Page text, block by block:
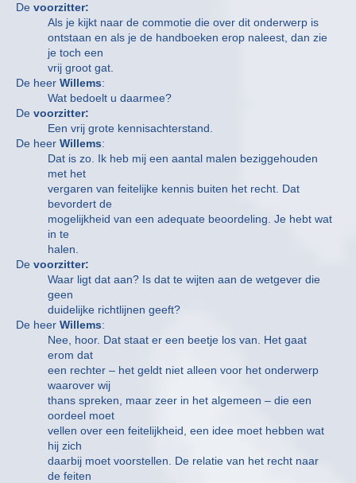
De voorzitter:
Als je kijkt naar de commotie die over dit onderwerp is
ontstaan en als je de handboeken erop naleest, dan zie
je toch een
vrij groot gat.
De heer Willems:
Wat bedoelt u daarmee?
De voorzitter:
Een vrij grote kennisachterstand.
De heer Willems:
Dat is zo. Ik heb mij een aantal malen beziggehouden
met het
vergaren van feitelijke kennis buiten het recht. Dat
bevordert de
mogelijkheid van een adequate beoordeling. Je hebt wat
in te
halen.
De voorzitter:
Waar ligt dat aan? Is dat te wijten aan de wetgever die
geen
duidelijke richtlijnen geeft?
De heer Willems:
Nee, hoor. Dat staat er een beetje los van. Het gaat
erom dat
een rechter – het geldt niet alleen voor het onderwerp
waarover wij
thans spreken, maar zeer in het algemeen – die een
oordeel moet
vellen over een feitelijkheid, een idee moet hebben wat
hij zich
daarbij moet voorstellen. De relatie van het recht naar
de feiten